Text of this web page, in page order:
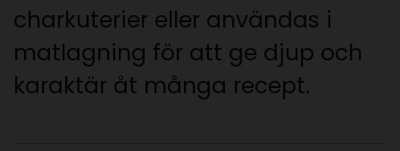
charkuterier eller användas i
matlagning för att ge djup och
karaktär åt många recept.